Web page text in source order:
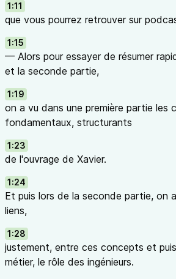
1:11
que vous pourrez retrouver sur
1:15
— Alors pour essayer de résumer
et la seconde partie,
1:19
on a vu dans une première partie les
fondamentaux, structurants
1:23
de l'ouvrage de Xavier.
1:24
Et puis lors de la seconde partie, on
liens,
1:28
justement, entre ces concepts et
métier, le rôle des ingénieurs.